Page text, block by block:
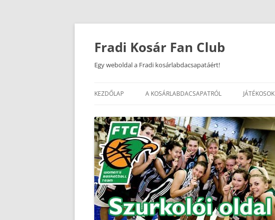
Kilépés
tartalomba
Fradi Kosár Fan Club
Egy weboldal a Fradi kosárlabdacsapatáért!
KEZDŐLAP A KOSÁRLABDACSAPATRÓL JÁTÉKOSOK